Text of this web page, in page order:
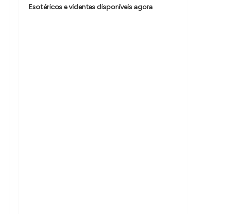
Esotéricos e videntes disponíveis agora